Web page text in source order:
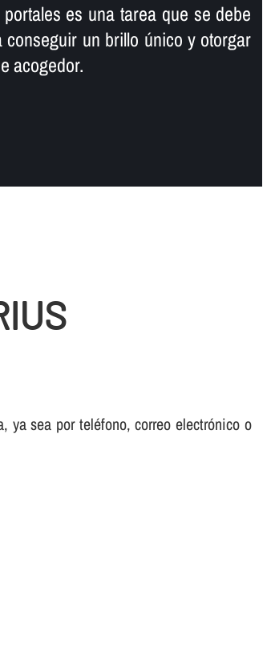
es una tarea que se debe
un brillo único y otorgar
acogedor.
ya sea por teléfono, correo electrónico o